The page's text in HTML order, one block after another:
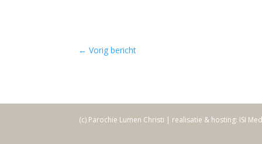
←Vorig bericht
(c) Parochie Lumen Christi | realisatie & hosting: ISI